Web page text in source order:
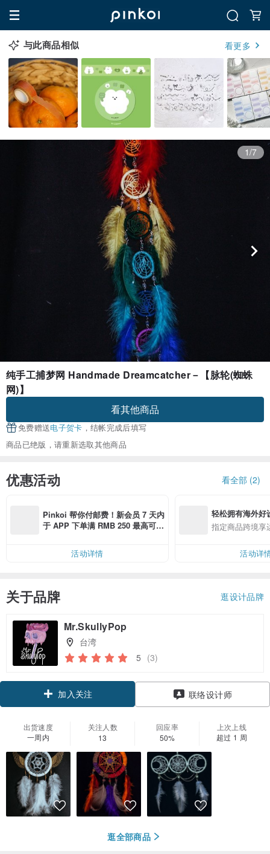
与此商品相似 看更多
1/7
纯手工捕梦网 Handmade Dreamcatcher－【脉轮(蜘蛛
网)】
看其他商品
免费赠送电子贺卡 ，结帐完成后填写
商品已绝版，请重新选取其他商品
优惠活动 看全部 (2)
Pinkoi 帮你付邮费！新会员 7 天内
于 APP 下单满 RMB 250 最高可折
活动详情
轻松拥有海外好
指定商品跨境享
活动详
关于品牌 逛设计品牌
Mr.SkullyPop
台湾
5 (3)
加入关注 联络设计师
出货速度
一周内
关注人数
13
回应率
50%
上次上线
超过 1 周
逛全部商品